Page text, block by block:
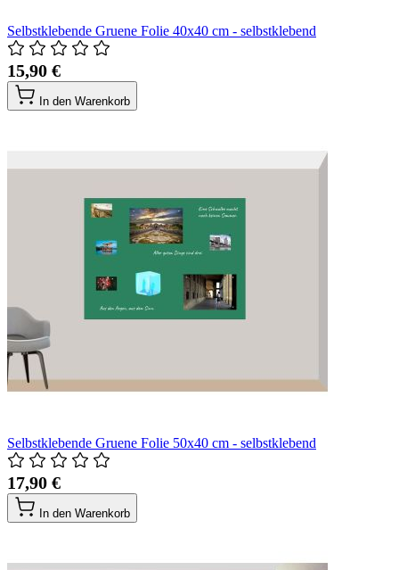
Selbstklebende Gruene Folie 40x40 cm - selbstklebend
15,90 €
In den Warenkorb
Selbstklebende Gruene Folie 50x40 cm - selbstklebend
17,90 €
In den Warenkorb